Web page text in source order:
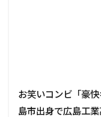
お笑いコンビ「豪
島市出身で広島工業